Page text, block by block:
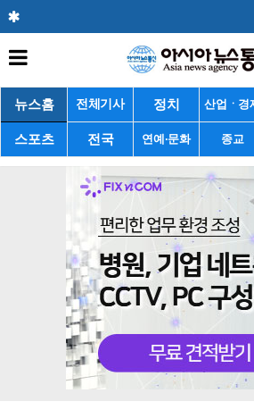
뉴스홈 전체기사 정치 산업ㆍ경
스포츠 전국 연예·문화 종교